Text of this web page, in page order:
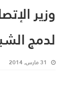
وزير
لدمج
31 مارس, 2014